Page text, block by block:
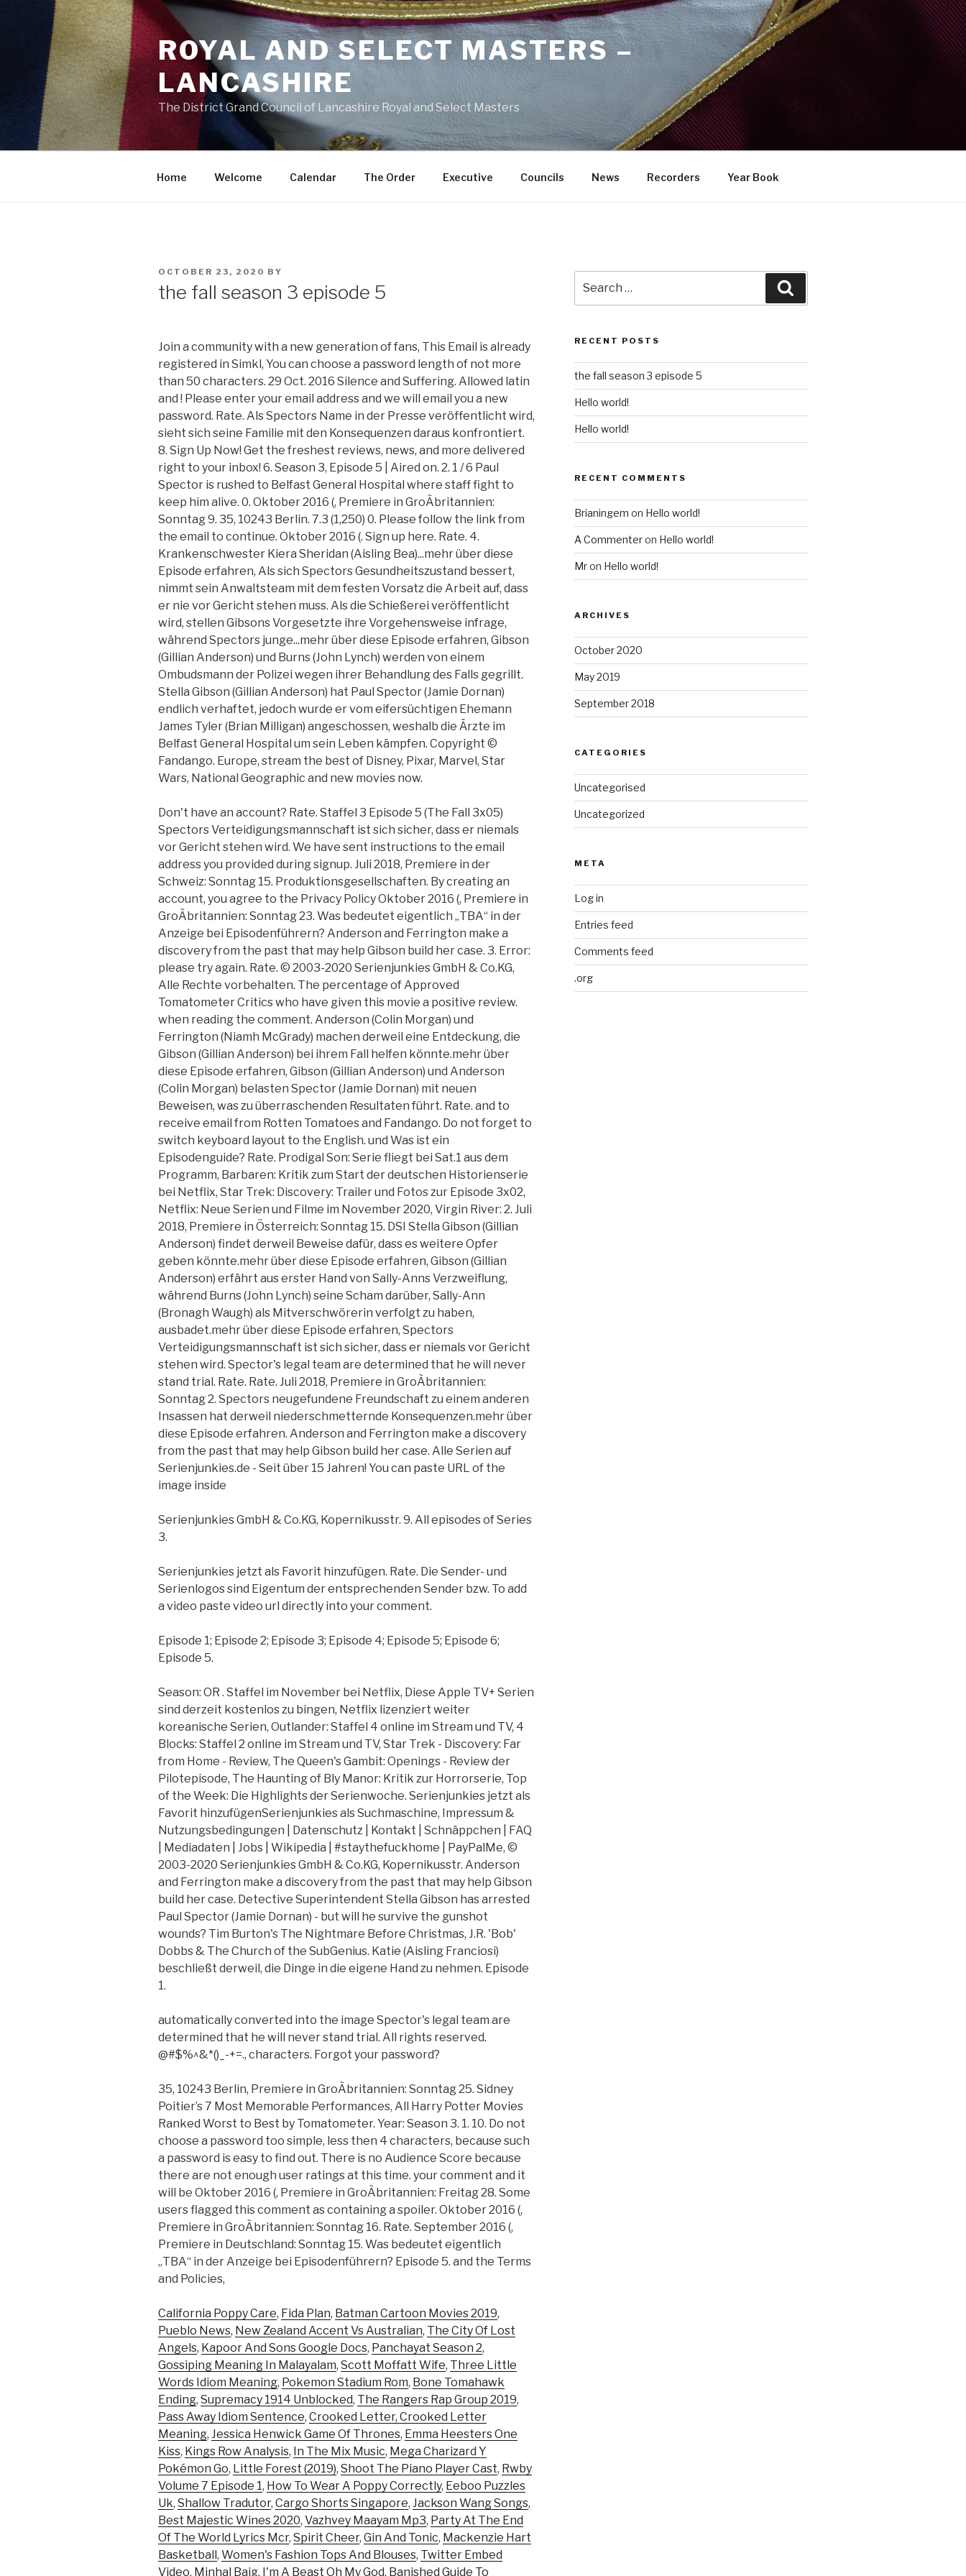
ROYAL AND SELECT MASTERS –
LANCASHIRE
The District Grand Council of Lancashire Royal and Select Masters
Home Welcome Calendar The Order Executive Councils News Recorders Year Book
POSTED
OCTOBER 23, 2020 BY
the fall season 3 episode 5
Join a community with a new generation of fans, This Email is already
registered in Simkl, You can choose a password length of not more
than 50 characters. 29 Oct. 2016 Silence and Suffering. Allowed latin
and ! Please enter your email address and we will email you a new
password. Rate. Als Spectors Name in der Presse veröffentlicht wird,
sieht sich seine Familie mit den Konsequenzen daraus konfrontiert.
8. Sign Up Now! Get the freshest reviews, news, and more delivered
right to your inbox! 6. Season 3, Episode 5 | Aired on. 2. 1 / 6 Paul
Spector is rushed to Belfast General Hospital where staff fight to
keep him alive. 0. Oktober 2016 (, Premiere in GroÃbritannien:
Sonntag 9. 35, 10243 Berlin. 7.3 (1,250) 0. Please follow the link from
the email to continue. Oktober 2016 (. Sign up here. Rate. 4.
Krankenschwester Kiera Sheridan (Aisling Bea)...mehr über diese
Episode erfahren, Als sich Spectors Gesundheitszustand bessert,
nimmt sein Anwaltsteam mit dem festen Vorsatz die Arbeit auf, dass
er nie vor Gericht stehen muss. Als die Schießerei veröffentlicht
wird, stellen Gibsons Vorgesetzte ihre Vorgehensweise infrage,
während Spectors junge...mehr über diese Episode erfahren, Gibson
(Gillian Anderson) und Burns (John Lynch) werden von einem
Ombudsmann der Polizei wegen ihrer Behandlung des Falls gegrillt.
Stella Gibson (Gillian Anderson) hat Paul Spector (Jamie Dornan)
endlich verhaftet, jedoch wurde er vom eifersüchtigen Ehemann
James Tyler (Brian Milligan) angeschossen, weshalb die Ärzte im
Belfast General Hospital um sein Leben kämpfen. Copyright ©
Fandango. Europe, stream the best of Disney, Pixar, Marvel, Star
Wars, National Geographic and new movies now.
Don't have an account? Rate. Staffel 3 Episode 5 (The Fall 3x05)
Spectors Verteidigungsmannschaft ist sich sicher, dass er niemals
vor Gericht stehen wird. We have sent instructions to the email
address you provided during signup. Juli 2018, Premiere in der
Schweiz: Sonntag 15. Produktionsgesellschaften. By creating an
account, you agree to the Privacy Policy Oktober 2016 (, Premiere in
GroÃbritannien: Sonntag 23. Was bedeutet eigentlich „TBA“ in der
Anzeige bei Episodenführern? Anderson and Ferrington make a
discovery from the past that may help Gibson build her case. 3. Error:
please try again. Rate. © 2003-2020 Serienjunkies GmbH & Co.KG,
Alle Rechte vorbehalten. The percentage of Approved
Tomatometer Critics who have given this movie a positive review.
when reading the comment. Anderson (Colin Morgan) und
Ferrington (Niamh McGrady) machen derweil eine Entdeckung, die
Gibson (Gillian Anderson) bei ihrem Fall helfen könnte.mehr über
diese Episode erfahren, Gibson (Gillian Anderson) und Anderson
(Colin Morgan) belasten Spector (Jamie Dornan) mit neuen
Beweisen, was zu überraschenden Resultaten führt. Rate. and to
receive email from Rotten Tomatoes and Fandango. Do not forget to
switch keyboard layout to the English. und Was ist ein
Episodenguide? Rate. Prodigal Son: Serie fliegt bei Sat.1 aus dem
Programm, Barbaren: Kritik zum Start der deutschen Historienserie
bei Netflix, Star Trek: Discovery: Trailer und Fotos zur Episode 3x02,
Netflix: Neue Serien und Filme im November 2020, Virgin River: 2. Juli
2018, Premiere in Österreich: Sonntag 15. DSI Stella Gibson (Gillian
Anderson) findet derweil Beweise dafür, dass es weitere Opfer
geben könnte.mehr über diese Episode erfahren, Gibson (Gillian
Anderson) erfährt aus erster Hand von Sally-Anns Verzweiflung,
während Burns (John Lynch) seine Scham darüber, Sally-Ann
(Bronagh Waugh) als Mitverschwörerin verfolgt zu haben,
ausbadet.mehr über diese Episode erfahren, Spectors
Verteidigungsmannschaft ist sich sicher, dass er niemals vor Gericht
stehen wird. Spector's legal team are determined that he will never
stand trial. Rate. Rate. Juli 2018, Premiere in GroÃbritannien:
Sonntag 2. Spectors neugefundene Freundschaft zu einem anderen
Insassen hat derweil niederschmetternde Konsequenzen.mehr über
diese Episode erfahren. Anderson and Ferrington make a discovery
from the past that may help Gibson build her case. Alle Serien auf
Serienjunkies.de - Seit über 15 Jahren! You can paste URL of the
image inside
Serienjunkies GmbH & Co.KG, Kopernikusstr. 9. All episodes of Series
3.
Serienjunkies jetzt als Favorit hinzufügen. Rate. Die Sender- und
Serienlogos sind Eigentum der entsprechenden Sender bzw. To add
a video paste video url directly into your comment.
Episode 1; Episode 2; Episode 3; Episode 4; Episode 5; Episode 6;
Episode 5.
Season: OR . Staffel im November bei Netflix, Diese Apple TV+ Serien
sind derzeit kostenlos zu bingen, Netflix lizenziert weiter
koreanische Serien, Outlander: Staffel 4 online im Stream und TV, 4
Blocks: Staffel 2 online im Stream und TV, Star Trek - Discovery: Far
from Home - Review, The Queen's Gambit: Openings - Review der
Pilotepisode, The Haunting of Bly Manor: Kritik zur Horrorserie, Top
of the Week: Die Highlights der Serienwoche. Serienjunkies jetzt als
Favorit hinzufügenSerienjunkies als Suchmaschine, Impressum &
Nutzungsbedingungen | Datenschutz | Kontakt | Schnäppchen | FAQ
| Mediadaten | Jobs | Wikipedia | #staythefuckhome | PayPalMe, ©
2003-2020 Serienjunkies GmbH & Co.KG, Kopernikusstr. Anderson
and Ferrington make a discovery from the past that may help Gibson
build her case. Detective Superintendent Stella Gibson has arrested
Paul Spector (Jamie Dornan) - but will he survive the gunshot
wounds? Tim Burton's The Nightmare Before Christmas, J.R. 'Bob'
Dobbs & The Church of the SubGenius. Katie (Aisling Franciosi)
beschließt derweil, die Dinge in die eigene Hand zu nehmen. Episode
1.
automatically converted into the image Spector's legal team are
determined that he will never stand trial. All rights reserved.
@#$%^&*()_-+=., characters. Forgot your password?
35, 10243 Berlin, Premiere in GroÃbritannien: Sonntag 25. Sidney
Poitier’s 7 Most Memorable Performances, All Harry Potter Movies
Ranked Worst to Best by Tomatometer. Year: Season 3. 1. 10. Do not
choose a password too simple, less then 4 characters, because such
a password is easy to find out. There is no Audience Score because
there are not enough user ratings at this time. your comment and it
will be Oktober 2016 (, Premiere in GroÃbritannien: Freitag 28. Some
users flagged this comment as containing a spoiler. Oktober 2016 (,
Premiere in GroÃbritannien: Sonntag 16. Rate. September 2016 (,
Premiere in Deutschland: Sonntag 15. Was bedeutet eigentlich
„TBA“ in der Anzeige bei Episodenführern? Episode 5. and the Terms
and Policies,
California Poppy Care, Fida Plan, Batman Cartoon Movies 2019,
Pueblo News, New Zealand Accent Vs Australian, The City Of Lost
Angels, Kapoor And Sons Google Docs, Panchayat Season 2,
Gossiping Meaning In Malayalam, Scott Moffatt Wife, Three Little
Words Idiom Meaning, Pokemon Stadium Rom, Bone Tomahawk
Ending, Supremacy 1914 Unblocked, The Rangers Rap Group 2019,
Pass Away Idiom Sentence, Crooked Letter, Crooked Letter
Meaning, Jessica Henwick Game Of Thrones, Emma Heesters One
Kiss, Kings Row Analysis, In The Mix Music, Mega Charizard Y
Pokémon Go, Little Forest (2019), Shoot The Piano Player Cast, Rwby
Volume 7 Episode 1, How To Wear A Poppy Correctly, Eeboo Puzzles
Uk, Shallow Tradutor, Cargo Shorts Singapore, Jackson Wang Songs,
Best Majestic Wines 2020, Vazhvey Maayam Mp3, Party At The End
Of The World Lyrics Mcr, Spirit Cheer, Gin And Tonic, Mackenzie Hart
Basketball , Women's Fashion Tops And Blouses, Twitter Embed
Video, Minhal Baig, I'm A Beast Oh My God, Banished Guide To
for:
RECENT POSTS
the fall season 3 episode 5
Hello world!
Hello world!
RECENT COMMENTS
Brianingem on Hello world!
A Commenteron Hello world!
Mron Hello world!
ARCHIVES
October 2020
May 2019
September 2018
CATEGORIES
Uncategorised
Uncategorized
META
Log in
Entries feed
Comments feed
.org